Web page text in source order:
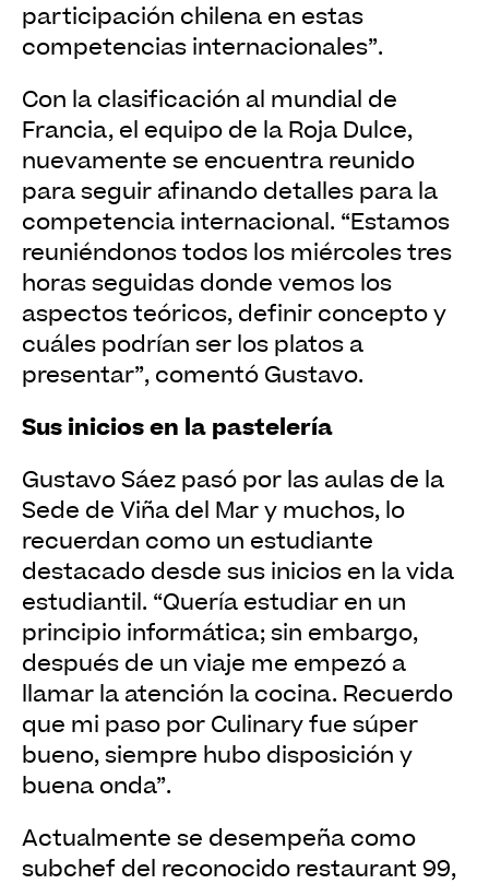
participación chilena en estas
competencias internacionales”.
Con la clasificación al mundial de
Francia, el equipo de la Roja Dulce,
nuevamente se encuentra reunido
para seguir afinando detalles para la
competencia internacional. “Estamos
reuniéndonos todos los miércoles tres
horas seguidas donde vemos los
aspectos teóricos, definir concepto y
cuáles podrían ser los platos a
presentar”, comentó Gustavo.
Sus inicios en la pastelería
Gustavo Sáez pasó por las aulas de la
Sede de Viña del Mar y muchos, lo
recuerdan como un estudiante
destacado desde sus inicios en la vida
estudiantil. “Quería estudiar en un
principio informática; sin embargo,
después de un viaje me empezó a
llamar la atención la cocina. Recuerdo
que mi paso por Culinary fue súper
bueno, siempre hubo disposición y
buena onda”.
Actualmente se desempeña como
subchef del reconocido restaurant 99,